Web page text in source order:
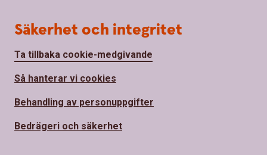
Säkerhet och integritet
Ta tillbaka cookie-medgivande
Så hanterar vi cookies
Behandling av personuppgifter
Bedrägeri och säkerhet